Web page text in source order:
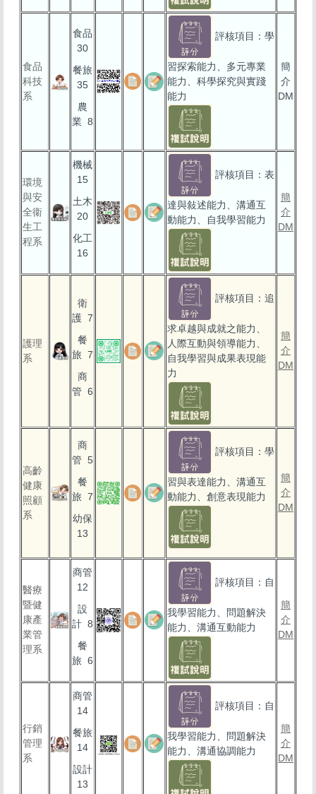
食品
科技
系
食品
30
餐旅
35
農
業 8
評核項目：學
習探索能力、多元專業
能力、科學探究與實踐
能力
簡
介
DM
環境
與安
全衞
生工
程系
機械
15
土木
20
化工
16
評核項目：表
達與敍述能力、溝通互
動能力、自我學習能力
簡
介
DM
護理
系
衛
護 7
餐
旅 7
商
管 6
評核項目：追
求卓越與成就之能力、
人際互動與領導能力、
自我學習與成果表現能
力
簡
介
DM
高齡
健康
照顧
系
商
管 5
餐
旅 7
幼保
13
評核項目：學
習與表達能力、溝通互
動能力、創意表現能力
簡
介
DM
醫療
暨健
康產
業管
理系
商管
12
設
計 8
餐
旅 6
評核項目：自
我學習能力、問題解決
能力、溝通互動能力
簡
介
DM
行銷
管理
系
商管
14
餐旅
14
設計
13
評核項目：自
我學習能力、問題解決
能力、溝通協調能力
簡
介
DM